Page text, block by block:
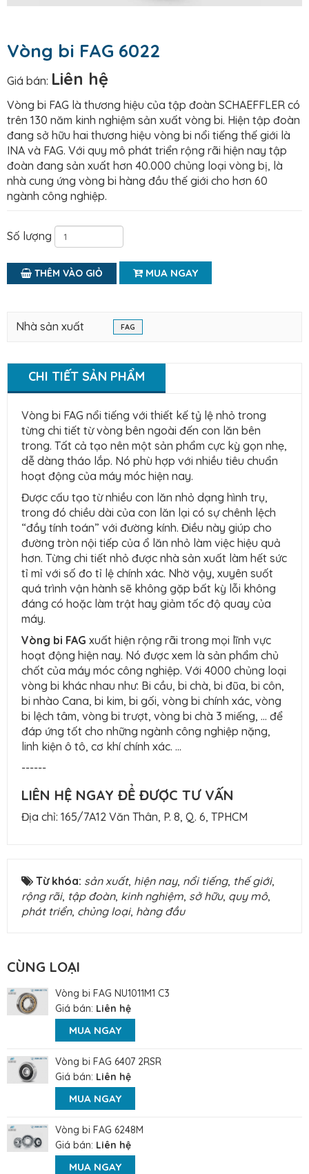
Vòng bi FAG 6022
Giá bán: Liên hệ
Vòng bi FAG là thương hiệu của tập đoàn SCHAEFFLER có
trên 130 năm kinh nghiệm sản xuất vòng bi. Hiện tập đoàn
đang sở hữu hai thương hiệu vòng bi nổi tiếng thế giới là
INA và FAG. Với quy mô phát triển rộng rãi hiện nay tập
đoàn đang sản xuất hơn 40.000 chủng loại vòng bị, là
nhà cung ứng vòng bi hàng đầu thế giới cho hơn 60
ngành công nghiệp.
Số lượng
THÊM VÀO GIỎ MUA NGAY
Nhà sản xuất FAG
CHI TIẾT SẢN PHẨM
Vòng bi FAG nổi tiếng với thiết kế tỷ lệ nhỏ trong
từng chi tiết từ vòng bên ngoài đến con lăn bên
trong. Tất cả tạo nên một sản phẩm cực kỳ gọn nhẹ,
dễ dàng tháo lắp. Nó phù hợp với nhiều tiêu chuẩn
hoạt động của máy móc hiện nay.
Được cấu tạo từ nhiều con lăn nhỏ dạng hình trụ,
trong đó chiều dài của con lăn lại có sự chênh lệch
“đầy tính toán” với đường kính. Điều này giúp cho
đường tròn nội tiếp của ổ lăn nhỏ làm việc hiệu quả
hơn. Từng chi tiết nhỏ được nhà sản xuất làm hết sức
tỉ mỉ với số đo tỉ lệ chính xác. Nhờ vậy, xuyên suốt
quá trình vận hành sẽ không gặp bất kỳ lỗi không
đáng có hoặc làm trật hay giảm tốc độ quay của
máy.
Vòng bi FAG xuất hiện rộng rãi trong mọi lĩnh vực
hoạt động hiện nay. Nó được xem là sản phẩm chủ
chốt của máy móc công nghiệp. Với 4000 chủng loại
vòng bi khác nhau như: Bi cầu, bi chà, bi đũa, bi côn,
bi nhào Cana, bi kim, bi gối, vòng bi chính xác, vòng
bi lệch tâm, vòng bi trượt, vòng bi chà 3 miếng, … để
đáp ứng tốt cho những ngành công nghiệp nặng,
linh kiện ô tô, cơ khí chính xác. …
------
LIÊN HỆ NGAY ĐỂ ĐƯỢC TƯ VẤN
Địa chỉ: 165/7A12 Văn Thân, P. 8, Q. 6, TPHCM
Từ khóa: sản xuất, hiện nay, nổi tiếng, thế giới,
rộng rãi, tập đoàn, kinh nghiệm, sở hữu, quy mô,
phát triển, chủng loại, hàng đầu
CÙNG LOẠI
Vòng bi FAG NU1011M1 C3
Giá bán: Liên hệ
MUA NGAY
Vòng bi FAG 6407 2RSR
Giá bán: Liên hệ
MUA NGAY
Vòng bi FAG 6248M
Giá bán: Liên hệ
MUA NGAY